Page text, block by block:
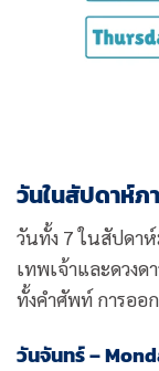
วันในสัปดาห์ภ
วันทั้ง 7 ในสัปดา
เทพเจ้าและดวงด
ทั้งคำศัพท์ การออ
วันจันทร์ –